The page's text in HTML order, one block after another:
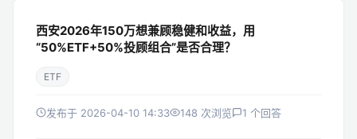
西安2026年150万想兼顾稳健和收益，用
“50%ETF+50%投顾组合”是否合理？
ETF
发布于 2026-04-10 14:33 148 次浏览 1 个回答